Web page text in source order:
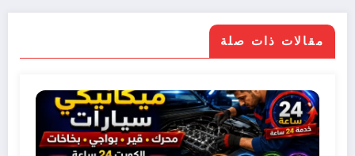
مقالات ذات صلة